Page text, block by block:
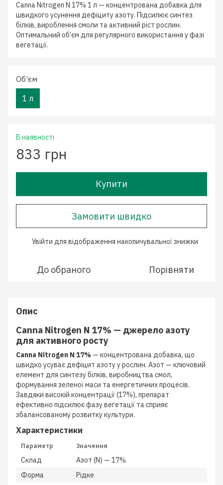
Canna Nitrogen N 17% 1 л — концентрована добавка для
швидкого усунення дефіциту азоту. Підсилює синтез
білків, вироблення смоли та активний ріст рослин.
Оптимальний об’єм для регулярного використання у фазі
вегетації.
Об'єм
1 л
В наявності
833 грн
Купити
Замовити швидко
Увійти для відображення накопичувальної знижки
До обраного Порівняти
Опис
Canna Nitrogen N 17% — джерело азоту
для активного росту
Canna Nitrogen N 17% — концентрована добавка, що
швидко усуває дефіцит азоту у рослин. Азот — ключовий
елемент для синтезу білків, виробництва смол,
формування зеленої маси та енергетичних процесів.
Завдяки високій концентрації (17%), препарат
ефективно підсилює фазу вегетації та сприяє
збалансованому розвитку культури.
Характеристики
Параметр Значення
Склад
Азот (N) — 17%
Форма
Рідке